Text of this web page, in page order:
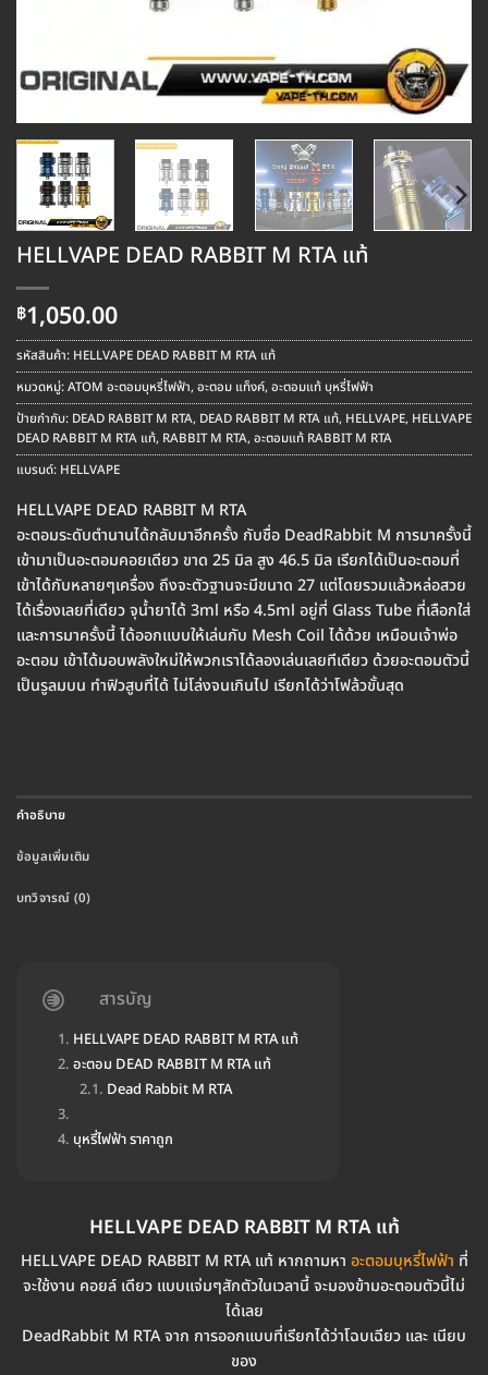
HELLVAPE DEAD RABBIT M RTA แท้
฿1,050.00
รหัสสินค้า: HELLVAPE DEAD RABBIT M RTA แท้
หมวดหมู่:ATOM อะตอมบุหรี่ไฟฟ้า, อะตอม แท็งค์, อะตอมแท้ บุหรี่ไฟฟ้า
ป้ายกำกับ: DEAD RABBIT M RTA, DEAD RABBIT M RTA แท้, HELLVAPE, HELLVAPE
DEAD RABBIT M RTA แท้, RABBIT M RTA, อะตอมแท้ RABBIT M RTA
แบรนด์: HELLVAPE
HELLVAPE DEAD RABBIT M RTA
อะตอมระดับตำนานได้กลับมาอีกครั้ง กับชื่อ DeadRabbit M การมาครั้งนี้
เข้ามาเป็นอะตอมคอยเดียว ขาด 25 มิล สูง 46.5 มิล เรียกได้เป็นอะตอมที่
เข้าได้กับหลายๆเครื่อง ถึงจะตัวฐานจะมีขนาด 27 แต่โดยรวมแล้วหล่อสวย
ได้เรื่องเลยที่เดียว จุน้ำยาได้ 3ml หรือ 4.5ml อยู่ที่ Glass Tube ที่เลือกใส่
และการมาครั้งนี้ ได้ออกแบบให้เล่นกับ Mesh Coil ได้ด้วย เหมือนเจ้าพ่อ
อะตอม เข้าได้มอบพลังใหม่ให้พวกเราได้ลองเล่นเลยทีเดียว ด้วยอะตอมตัวนี้
เป็นรูลมบน ทำฟิวสูบที่ได้ ไม่โล่งจนเกินไป เรียกได้ว่าโฟล้วขั้นสุด
คำอธิบาย
ข้อมูลเพิ่มเติม
บทวิจารณ์ (0)
สารบัญ
HELLVAPE DEAD RABBIT M RTA แท้
อะตอม DEAD RABBIT M RTA แท้
Dead Rabbit M RTA
บุหรี่ไฟฟ้า ราคาถูก
HELLVAPE DEAD RABBIT M RTA แท้
HELLVAPE DEAD RABBIT M RTA แท้ หากถามหา อะตอมบุหรี่ไฟฟ้า ที่
จะใช้งาน คอยล์ เดียว แบบแจ่มๆสักตัวในเวลานี้ จะมองข้ามอะตอมตัวนี้ไม่
ได้เลย
DeadRabbit M RTA จาก การออกแบบที่เรียกได้ว่าโฉบเฉียว และ เนียบ
ของ